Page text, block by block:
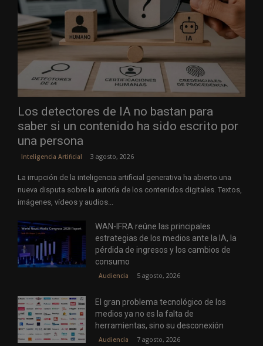
Los detectores de IA no bastan para
saber si un contenido ha sido escrito por
una persona
Inteligencia Artificial 3 agosto, 2026
La irrupción de la inteligencia artificial generativa ha abierto una
nueva disputa sobre la autoría de los contenidos digitales. Textos,
imágenes, vídeos y audios...
WAN-IFRA reúne las principales
estrategias de los medios ante la IA, la
pérdida de ingresos y los cambios de
consumo
Audiencia 5 agosto, 2026
El gran problema tecnológico de los
medios ya no es la falta de
herramientas, sino su desconexión
Audiencia 7 agosto, 2026